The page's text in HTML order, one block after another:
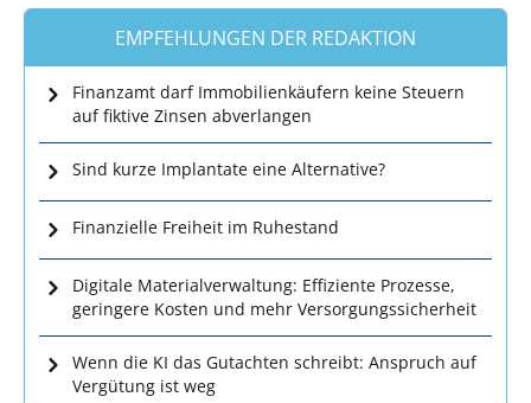
EMPFEHLUNGEN DER REDAKTION
Finanzamt darf Immobilienkäufern keine Steuern
auf fiktive Zinsen abverlangen
Sind kurze Implantate eine Alternative?
Finanzielle Freiheit im Ruhestand
Digitale Materialverwaltung: Effiziente Prozesse,
geringere Kosten und mehr Versorgungssicherheit
Wenn die KI das Gutachten schreibt: Anspruch auf
Vergütung ist weg